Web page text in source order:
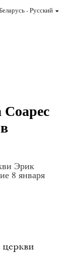
-Pусский
Эрик
8 января